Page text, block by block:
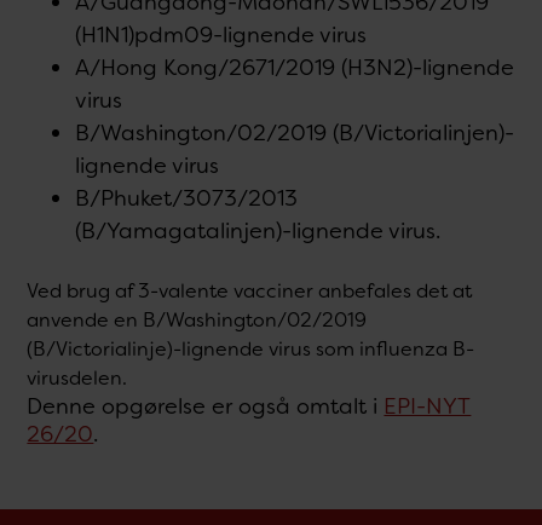
(H1N1)pdm09-lignende virus
A/Hong Kong/2671/2019 (H3N2)-lignende
virus
B/Washington/02/2019 (B/Victorialinjen)-
lignende virus
B/Phuket/3073/2013
(B/Yamagatalinjen)-lignende virus.
Ved brug af 3-valente vacciner anbefales det at
anvende en B/Washington/02/2019
(B/Victorialinje)-lignende virus som influenza B-
virusdelen.
Denne opgørelse er også omtalt i EPI-NYT
26/20.